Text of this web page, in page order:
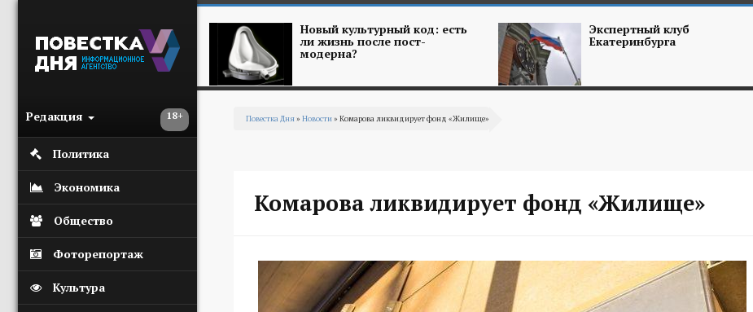
18+
Редакция
Политика
Экономика
Общество
Фоторепортаж
Культура
Новый культурный код: есть
ли жизнь после пост-
модерна?
Экспертный клуб
Екатеринбурга
Повестка Дня» Новости» Комарова ликвидирует фонд «Жилище»
Комарова ликвидирует фонд «Жилище»